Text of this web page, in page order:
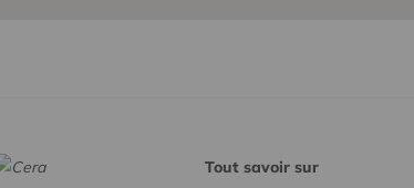
Tout savoir sur